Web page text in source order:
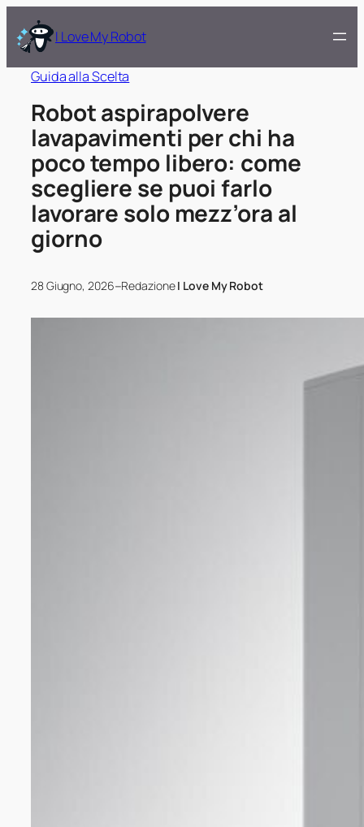
I Love My Robot
Guida alla Scelta
Robot aspirapolvere
lavapavimenti per chi ha
poco tempo libero: come
scegliere se puoi farlo
lavorare solo mezz’ora al
giorno
28 Giugno, 2026–RedazioneI Love My Robot